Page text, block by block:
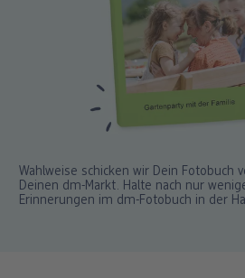
Wahlweise schicken wir Dein Fotobuch
Deinen dm-Markt. Halte nach nur
Erinnerungen im dm-Fotobuch in der